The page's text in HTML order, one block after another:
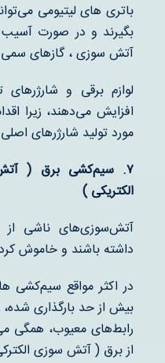
باتری های لیتیومی
بگیرند و در صورت
آتش سوزی ، گازهای سمی
لوازم برقی و شارژرهای
افزایش می‌دهند، زیرا
مورد تولید شارژرهای
۷.سیم‌کشی برق (
الکتریکی )
آتش‌سوزی‌های ناشی از
داشته باشند و خاموش
در اکثر مواقع سیم‌کشی
بیش از حد بارگذاری
رابط‌های معیوب، همگی
از برق ( آتش سوزی